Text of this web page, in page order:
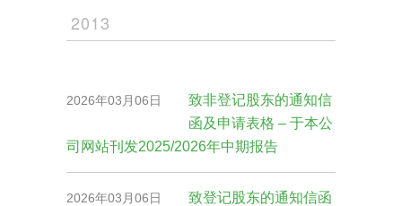
2013
2026年03月06日
致非登记股东的通知信
函及申请表格 – 于本公
司网站刊发2025/2026年中期报告
2026年03月06日
致登记股东的通知信函